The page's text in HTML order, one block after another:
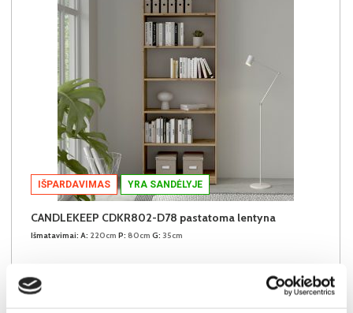
IŠPARDAVIMAS YRA SANDĖLYJE
CANDLEKEEP CDKR802-D78 pastatoma lentyna
Išmatavimai: A: 220cm P: 80cm G: 35cm
Pritaikyta nuolaida
- 10€